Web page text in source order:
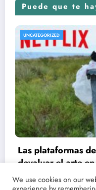
Puede que te
UNCATEGORIZED
Conoce las fechas
tus películas y
We use cookies on our